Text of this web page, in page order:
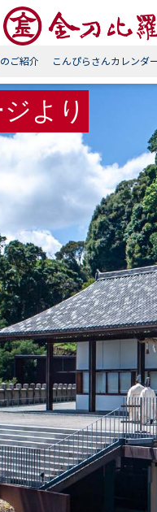
ご紹介 こんぴらさんカレンダ
ジより